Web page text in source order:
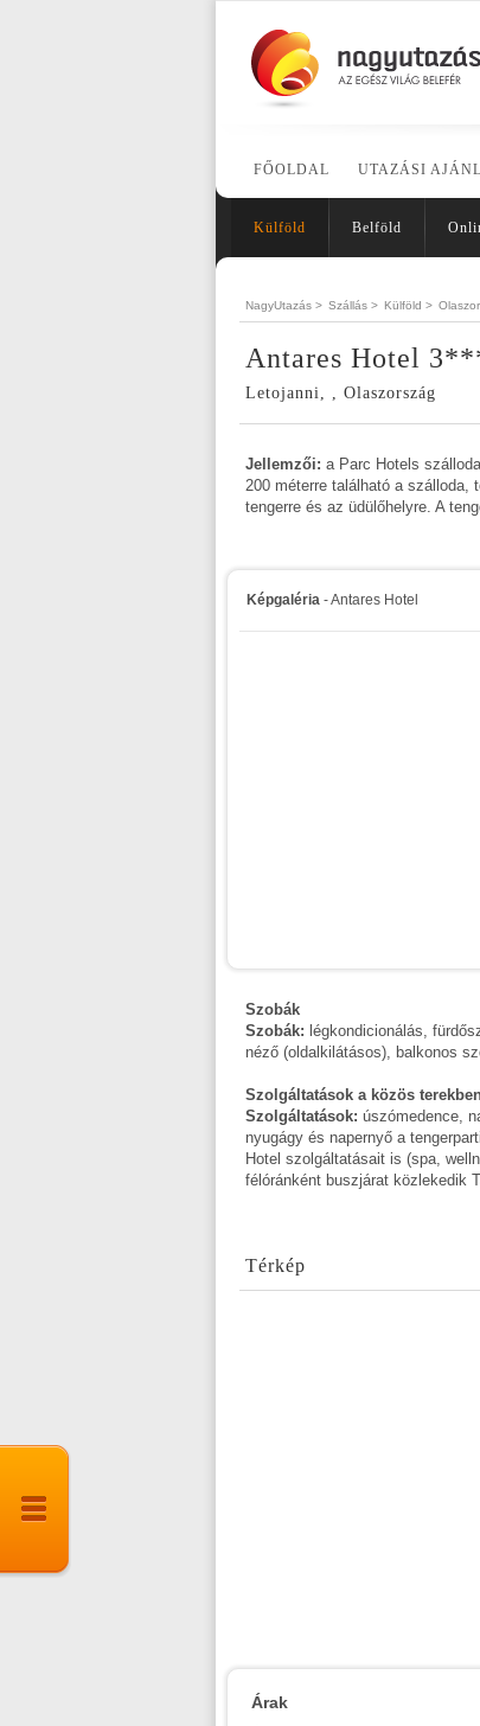
FŐOLDAL UTAZÁSI
Külföld Belföld
NagyUtazás > Szállás > Külföld >
Antares Hotel
Letojanni, , Olaszország
Jellemzői: a Parc Hotels
200 méterre található a szálloda,
tengerre és az üdülőhelyre. A
Képgaléria - Antares Hotel
Szobák
Szobák: légkondicionálás,
néző (oldalkilátásos), balkonos
Szolgáltatások a közös
Szolgáltatások: úszómedence,
nyugágy és napernyő a
Hotel szolgáltatásait is (spa,
félóránként buszjárat közlekedik
Térkép
Árak